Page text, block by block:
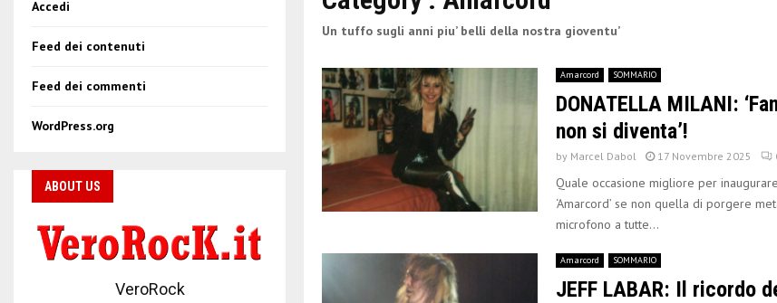
Un tuffo sugli anni piu’ belli della nostra gioventu’
Amarcord SOMMARIO
DONATELLA MILANI:
non si diventa’!
by Marcel Dabol 17 Novembre 2025
Quale occasione migliore per
‘Amarcord’ se non quella di porgere
microfono a tutte...
Amarcord SOMMARIO
JEFF LABAR: Il ricordo
Accedi
Feed dei contenuti
Feed dei commenti
WordPress.org
ABOUT US
VeroRock